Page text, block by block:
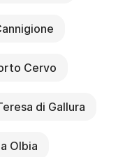
Cervo
di Gallura
Olbia